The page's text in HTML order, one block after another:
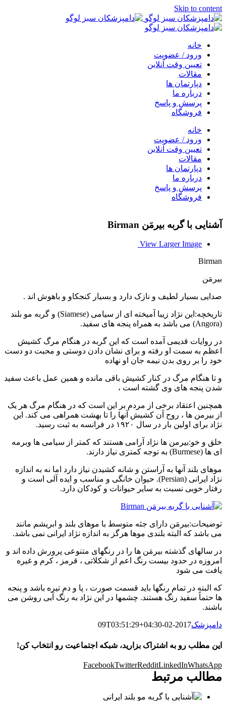
Skip to content
خانه
ورود / عضویت
تعیین وقت آنلاین
مقالات
دپارتمان ها
درباره ما
پرسش و پاسخ
فروشگاه
خانه
ورود / عضویت
تعیین وقت آنلاین
مقالات
دپارتمان ها
درباره ما
پرسش و پاسخ
فروشگاه
آشنایی با گربه بیرمَن Birman
View Larger Image
Birman
بیرمَن
صدایی بسیار لطیف و نازک دارد و بسیار کنجکاو و باهوش اند .
تاریخچه:این نژاد زیبا آمیخته ای از سیامی (Siamese) و گربه مو بلند
(Angora) می باشد به همراه پنجه های سفید.
در روایات قدیمی آمده است که این گربه در هنگام مرگ کشیش
اعظم به سمت او رفته و برای نشان دادن دوستی و محبت دو دست
خود را بر روی بدن نیمه جان او نهاده
و تا هنگام مرگ در کنار کشیش باقی مانده و همین عمل باعث سفید
شدن پنجه های وی گشته است ،
همچنین اعتقاد برخی از مردم بر این است که در هنگام مرگ هر یک
از بیرمن ها ، روح آن کشیش آنها را تا بهشت همراهی می کند. این
نژاد برای اولین بار در سال ۱۹۲۰ در فرانسه به ثبت رسید.
خلق و خو:بیرمن ها نژاد آرامی هستند که کمتر از سیامی ها وبرمه
ای ها (Burmese) به توجه کمتری نیاز دارند.
موهای بلند آنها به آراستن و شانه کشیدن نیاز دارد اما نه به اندازه
نژاد ایرانی (Persian). حیوان خانگی و مناسب و ایده آلی است و
رفتار خوبی نسبت به سایر حیوانات و کودکان دارد.
توضیحات:بیرمَن دارای جثه متوسط با موهای بلند و ابریشم مانند
می باشد که البته بلندی موها هرگز به اندازه نژاد ایرانی نمی باشد.
در سالهای گذشته بیرمَن ها را در رنگهای متنوعی پرورش داده اند و
امروزه در حدود بیست رنگ اعم از شکلاتی ، قرمز ، کرم و غیره
یافت می شود
که البته در تمام رنگها باید قسمت صورت ، پا و دم تیره باشد و پنجه
ها حتماً سفید رنگ هستند. چشمها در این نژاد به رنگ آبی روشن می
باشند.
دامپزشک2017-02-09T03:51:29+04:30
این مطلب رو به اشتراک بزارید، شبکه اجتماعیت رو انتخاب کن!
FacebookTwitterRedditLinkedInWhatsApp
مطالب مرتبط